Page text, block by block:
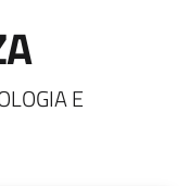
E